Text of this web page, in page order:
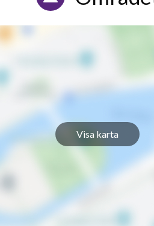
Visa karta